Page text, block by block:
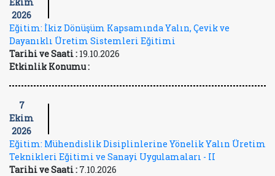
2026
Eğitim: İkiz Dönüşüm Kapsamında Yalın, Çevik ve
Dayanıklı Üretim Sistemleri Eğitimi
Tarihi ve Saati : 19.10.2026
Etkinlik Konumu :
7
Ekim
2026
Eğitim: Mühendislik Disiplinlerine Yönelik Yalın Üretim
Teknikleri Eğitimi ve Sanayi Uygulamaları - II
Tarihi ve Saati : 7.10.2026